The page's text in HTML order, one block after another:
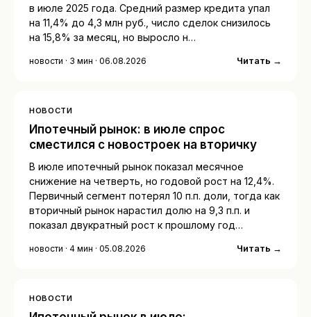
в июле 2025 года. Средний размер кредита упал
на 11,4% до 4,3 млн руб., число сделок снизилось
на 15,8% за месяц, но выросло н…
новости · 3 мин · 06.08.2026 Читать →
НОВОСТИ
Ипотечный рынок: в июле спрос
сместился с новостроек на вторичку
В июле ипотечный рынок показал месячное
снижение на четверть, но годовой рост на 12,4%.
Первичный сегмент потерял 10 п.п. доли, тогда как
вторичный рынок нарастил долю на 9,3 п.п. и
показал двукратный рост к прошлому год…
новости · 4 мин · 05.08.2026 Читать →
НОВОСТИ